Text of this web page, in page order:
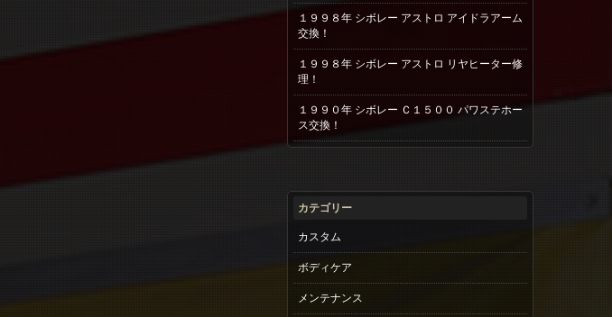
１９９８年 シボレー アストロ アイドラアーム
交換！
１９９８年 シボレー アストロ リヤヒーター修
理！
１９９０年 シボレー Ｃ１５００ パワステホー
ス交換！
カテゴリー
カスタム
ボディケア
メンテナンス